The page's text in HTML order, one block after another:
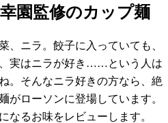
園監修のカップ麺
、ニラ。餃子に入っていても、
実はニラが好き……という人は
。そんなニラ好きの方なら、絶
がローソンに登場しています。
なるお味をレビューします。